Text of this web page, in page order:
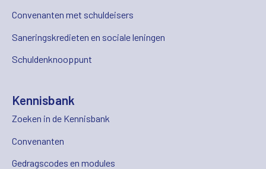
Convenanten met schuldeisers
Saneringskredieten en sociale leningen
Schuldenknooppunt
Kennisbank
Zoeken in de Kennisbank
Convenanten
Gedragscodes en modules